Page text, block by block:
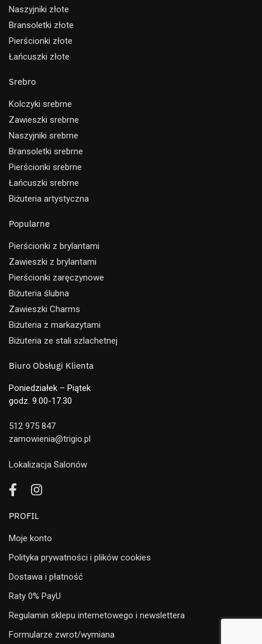
Naszyjniki złote
Bransoletki złote
Pierścionki złote
Łańcuszki złote
Srebro
Kolczyki srebrne
Zawieszki srebrne
Naszyjniki srebrne
Bransoletki srebrne
Pierścionki srebrne
Łańcuszki srebrne
Biżuteria artystyczna
Popularne
Pierścionki z brylantami
Zawieszki z brylantami
Pierścionki zaręczynowe
Biżuteria ślubna
Zawieszki Charms
Biżuteria z markazytami
Biżuteria ze stali szlachetnej
Biuro Obsługi Klienta
Poniedziałek – Piątek
godz. 9.00-17.30
512 975 847
zamowienia@trigio.pl
Lokalizacja Salonów
PROFIL
Moje konto
Polityka prywatności i plików cookies
Dostawa i płatność
Raty 0% PayU
Regulamin sklepu internetowego i newslettera
Formularze zwrot/wymiana